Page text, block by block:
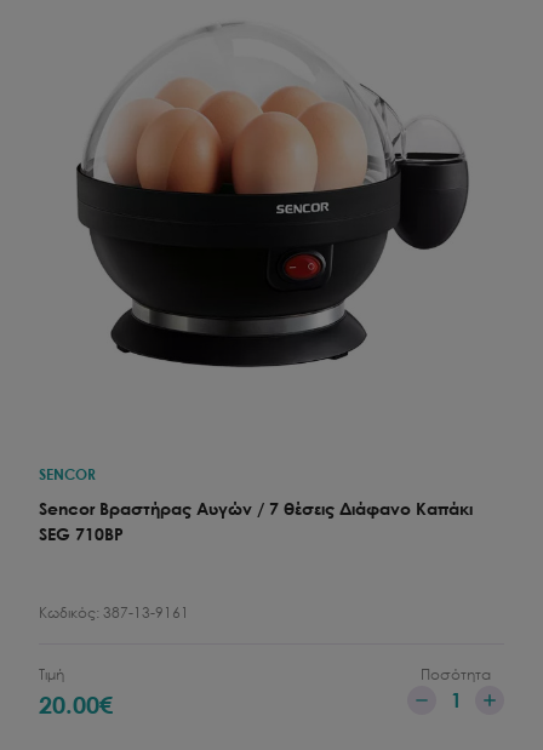
SENCOR
Sencor Βραστήρας Αυγών / 7 θέσεις Διάφανο Καπάκι
SEG 710BP
Κωδικός: 387-13-9161
Τιμή
20.00€
Ποσότητα
1